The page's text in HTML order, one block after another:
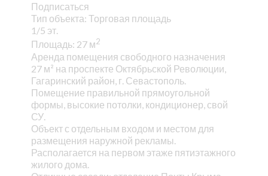
Подписаться
Тип объекта: Торговая площадь
1/5 эт.
Площадь: 27 м2
Аренда помещения свободного назначения
27 м² на проспекте Октябрьской Революции,
Гагаринский район, г. Севастополь.
Помещение правильной прямоугольной
формы, высокие потолки, кондиционер, свой
СУ.
Объект с отдельным входом и местом для
размещения наружной рекламы.
Располагается на первом этаже пятиэтажного
жилого дома.